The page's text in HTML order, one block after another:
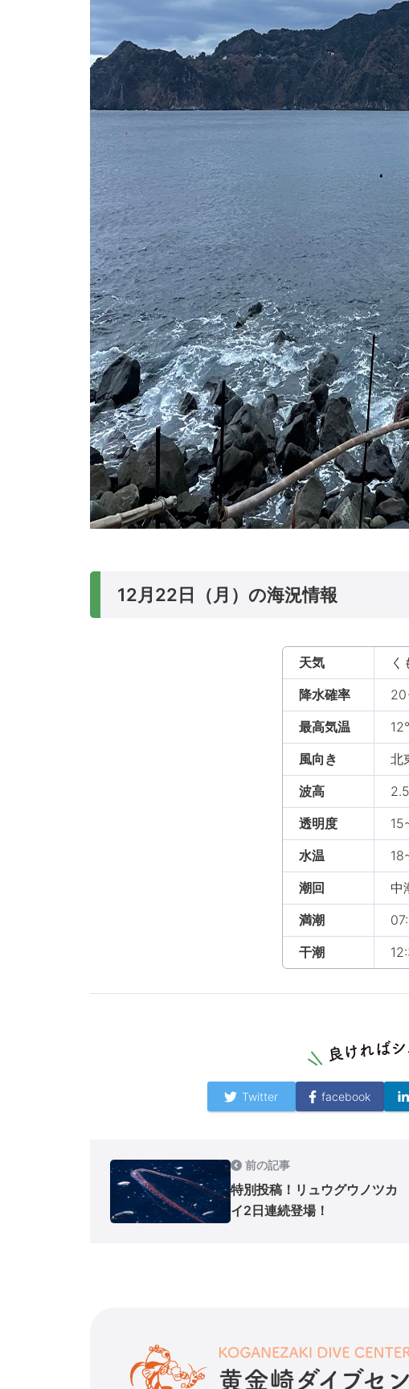
12月22日（月）の海況情報
天気
く
降水確率
最高気温
風向き
北
波高
透明度
水温
潮回
中
満潮
干潮
Twitter facebook
前の記事
特別投稿！リュウグウノツカ
イ2日連続登場！